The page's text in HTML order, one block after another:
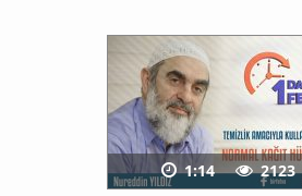
1:14 2123